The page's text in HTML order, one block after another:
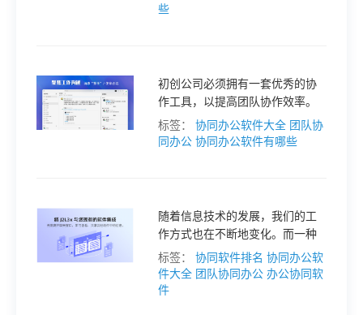
些
初创公司必须拥有一套优秀的协
作工具，以提高团队协作效率。
那么，接下来我将为大家分享一
些互联网初创公司必备的团队协
标签： 协同办公软件大全 团队协
同办公 协同办公软件有哪些
随着信息技术的发展，我们的工
作方式也在不断地变化。而一种
被誉为“团队协作神器”的办公协同
工具，让团队间的沟通与协作变
得更加方便高效，这就是J2L3x。
标签： 协同软件排名 协同办公软
件大全 团队协同办公 办公协同软
件